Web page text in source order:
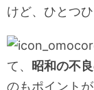
けど、ひとつ
て、 昭和の不
のもポイントが